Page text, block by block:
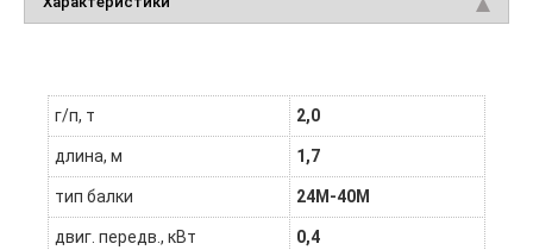
г/п, т 2,0
длина, м 1,7
тип балки 24М-40М
двиг. передв., кВт 0,4